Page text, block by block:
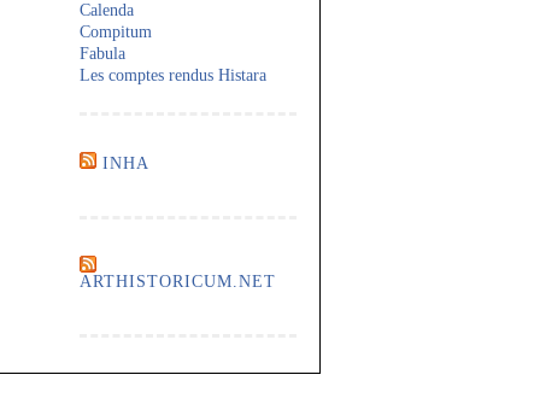
Calenda
Compitum
Fabula
Les comptes rendus Histara
INHA
ARTHISTORICUM.NET